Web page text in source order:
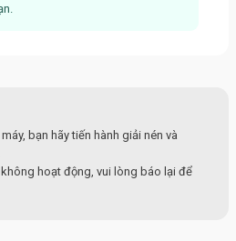
bạn hãy tiến hành giải nén và
hoạt động, vui lòng báo lại để